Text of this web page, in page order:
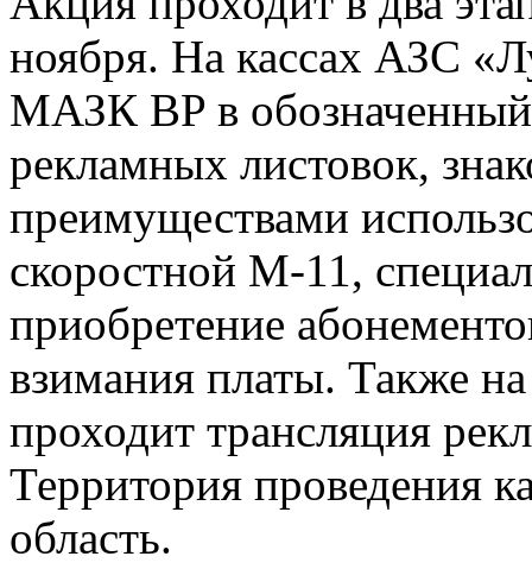
ноября. На кассах АЗС
МАЗК BP в обозначенный
рекламных листовок,
преимуществами
скоростной М-11,
приобретение
взимания платы. Также
проходит трансляция
Территория проведения
область.